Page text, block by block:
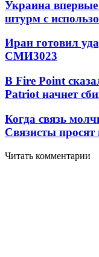
Украина
штурм с
Иран готовил
СМИ3023
В Fire Point
Patriot начнет
Когда связь
Связисты
Читать комментарии